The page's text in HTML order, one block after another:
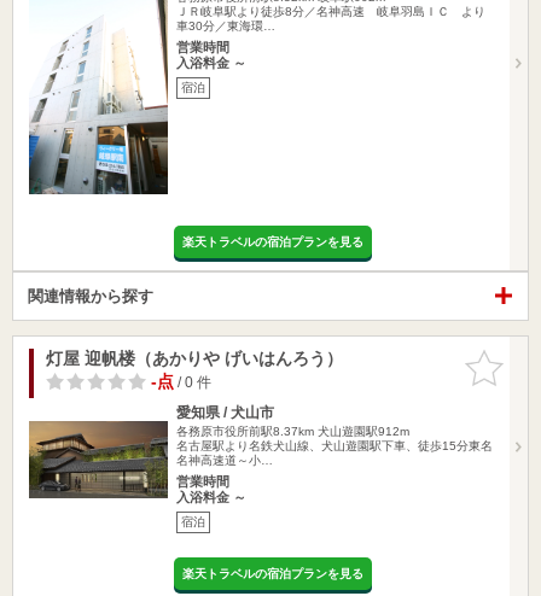
ＪＲ岐阜駅より徒歩8分／名神高速 岐阜羽島ＩＣ より
車30分／東海環…
営業時間
入浴料金 ～
宿泊
楽天トラベルの宿泊プランを見る
関連情報から探す
お気に入
りに追加
灯屋 迎帆楼（あかりや げいはんろう）
-点/ 0 件
愛知県 / 犬山市
各務原市役所前駅8.37km 犬山遊園駅912m
名古屋駅より名鉄犬山線、犬山遊園駅下車、徒歩15分東名
名神高速道～小…
営業時間
入浴料金 ～
宿泊
楽天トラベルの宿泊プランを見る